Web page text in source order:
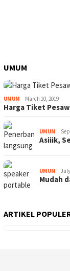
UMUM
UMUM March 10, 2019
Harga Tiket
UMUM
Asiiik,
UMUM
Mudah
ARTIKEL